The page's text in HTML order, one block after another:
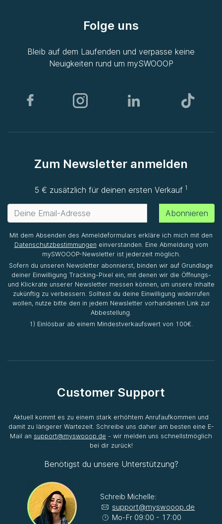
Folge uns
Bleib auf dem Laufenden und verpasse keine
Neuigkeiten rund um mySWOOOP
Zum Newsletter anmelden
5 € zusätzlich für deinen ersten Verkauf1
Abonnieren
Mit dem Absenden des Anmeldeformulars erkläre ich mich mit den
Datenschutzbestimmungen einverstanden. Eine Abmeldung vom
mySWOOOP-Newsletter ist jederzeit möglich.
Sofern du unseren Newsletter abonnierst, binden wir auf Grundlage
deiner Einwilligung Tracking-Pixel ein, mit denen wir die Öffnungs-
und Klickrate unserer Newsletter messen können, um unsere Inhalte
zukünftig zu verbessern. Solltest du deine Einwilligung widerrufen
wollen, nutze bitte den in jedem Newsletter vorhandenen Link zur
Abbestellung.
1) Einlösbar ab einem Mindestverkaufswert von 100€.
Customer Support
Aktuell kommt es zu einem stark erhöhtem Anrufaufkommen und
damit zu längerer Wartezeit. Schreibe uns daher am besten eine E-
Mail an support@myswooop.de - wir melden uns schnellstmöglich
bei dir zurück!
Benötigst du unsere Unterstützung?
Schreib Michelle:
support@myswooop.de
Mo-Fr 09:00 - 17:00